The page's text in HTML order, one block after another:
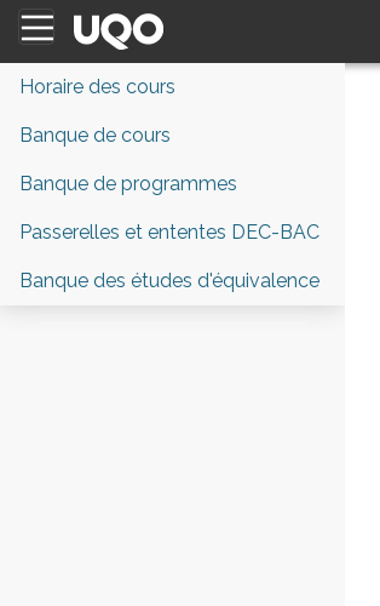
Horaire des cours
Banque de cours
Banque de programmes
Passerelles et ententes DEC-BAC
Banque des études d'équivalence